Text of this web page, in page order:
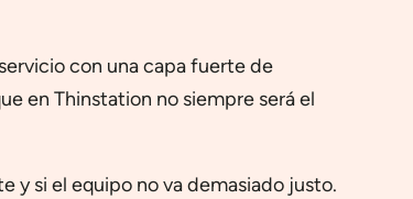
con una capa fuerte de
en Thinstation no siempre será el
y si el equipo no va demasiado justo.